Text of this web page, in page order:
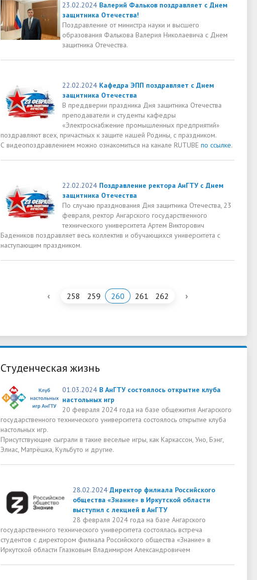
23.02.2024 Валерий Фальков поздравляет с Днем
защитника Отечества!
Поздравление от министра науки и высшего
образования Фалькова Валерия Николаевича с Днем
защитника Отечества.
22.02.2024 Кафедра ЭПП поздравляет с Днем
защитника Отечества
В преддверии праздника Дня защитника Отечества
преподаватели и студенты кафедры
«Электроснабжение промышленных предприятий»
поздравляют всех, причастных к защите нашей Родины, с праздником.
С видеопоздравлением можно ознакомиться на канале RUTUBE по ссылке.
22.02.2024 Поздравление ректора АнГТУ с Днем
защитника Отечества
По случаю празднования Дня защитника Отечества, 23
февраля, ректор Ангарского государственного
технического университета Артем Викторович
Бадеников поздравляет весь коллектив и обучающихся университета с
наступающим праздником.
‹ 258 259 260 261 262 ›
Студенческая жизнь
01.03.2024 В АнГТУ состоялось открытие клуба
настольных игр
20 февраля 2024 года на базе общежития Ангарского
государственного технического университета состоялось открытие клуба
настольных игр.
Присутствующие сыграли в такие веселые игры, как Каркассон, Уно, Бэнг,
Элиас, Матрёшка, Кульбуто и другие.
28.02.2024 Директор филиала Российского
общества «Знание» в Иркутской области
выступил с лекцией в АнГТУ
28 февраля 2024 года на базе Ангарского
государственного технического университета состоялась встреча
студентов с директором филиала Российского общества «Знание» в
Иркутской области Глазковым Владимиром Александровичем